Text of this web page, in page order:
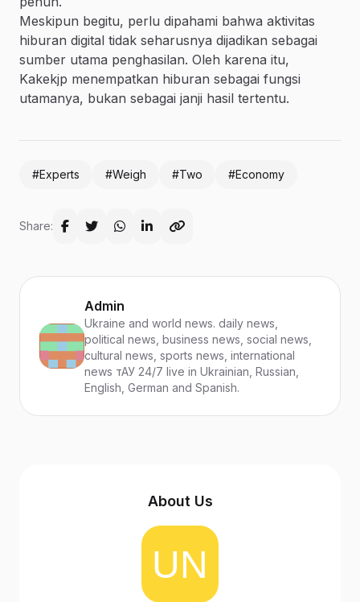
Meskipun begitu, perlu dipahami bahwa aktivitas
hiburan digital tidak seharusnya dijadikan sebagai
sumber utama penghasilan. Oleh karena itu,
Kakekjp menempatkan hiburan sebagai fungsi
utamanya, bukan sebagai janji hasil tertentu.
#Experts #Weigh #Two #Economy
Share:
Admin
Ukraine and world news. daily news,
political news, business news, social news,
cultural news, sports news, international
news тАУ 24/7 live in Ukrainian, Russian,
English, German and Spanish.
About Us